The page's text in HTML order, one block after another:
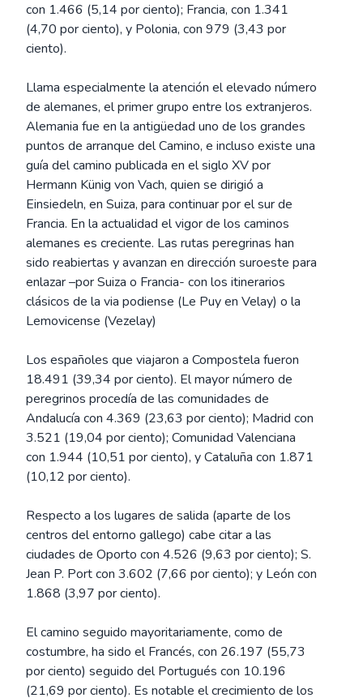
con 1.466 (5,14 por ciento); Francia, con 1.341
(4,70 por ciento), y Polonia, con 979 (3,43 por
ciento).
Llama especialmente la atención el elevado número
de alemanes, el primer grupo entre los extranjeros.
Alemania fue en la antigüedad uno de los grandes
puntos de arranque del Camino, e incluso existe una
guía del camino publicada en el siglo XV por
Hermann Künig von Vach, quien se dirigió a
Einsiedeln, en Suiza, para continuar por el sur de
Francia. En la actualidad el vigor de los caminos
alemanes es creciente. Las rutas peregrinas han
sido reabiertas y avanzan en dirección suroeste para
enlazar –por Suiza o Francia- con los itinerarios
clásicos de la via podiense (Le Puy en Velay) o la
Lemovicense (Vezelay)
Los españoles que viajaron a Compostela fueron
18.491 (39,34 por ciento). El mayor número de
peregrinos procedía de las comunidades de
Andalucía con 4.369 (23,63 por ciento); Madrid con
3.521 (19,04 por ciento); Comunidad Valenciana
con 1.944 (10,51 por ciento), y Cataluña con 1.871
(10,12 por ciento).
Respecto a los lugares de salida (aparte de los
centros del entorno gallego) cabe citar a las
ciudades de Oporto con 4.526 (9,63 por ciento); S.
Jean P. Port con 3.602 (7,66 por ciento); y León con
1.868 (3,97 por ciento).
El camino seguido mayoritariamente, como de
costumbre, ha sido el Francés, con 26.197 (55,73
por ciento) seguido del Portugués con 10.196
(21,69 por ciento). Es notable el crecimiento de los